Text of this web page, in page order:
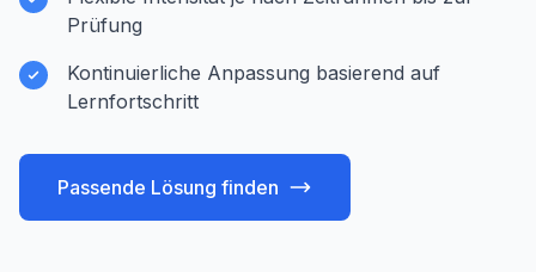
Prüfung
Kontinuierliche Anpassung basierend auf
Lernfortschritt
Passende Lösung finden